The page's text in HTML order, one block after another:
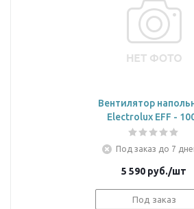
Вентилятор
Electrolux EFF -
Под заказ до 7
5 590 руб./шт
Под заказ